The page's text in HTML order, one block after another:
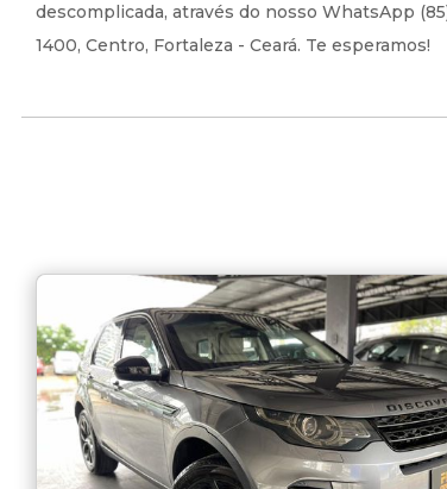
descomplicada, através do nosso WhatsApp
1400, Centro, Fortaleza - Ceará. Te esperamos!